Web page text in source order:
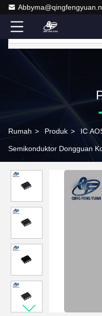
Rumah > Produk > IC
Semikonduktor Dongguan